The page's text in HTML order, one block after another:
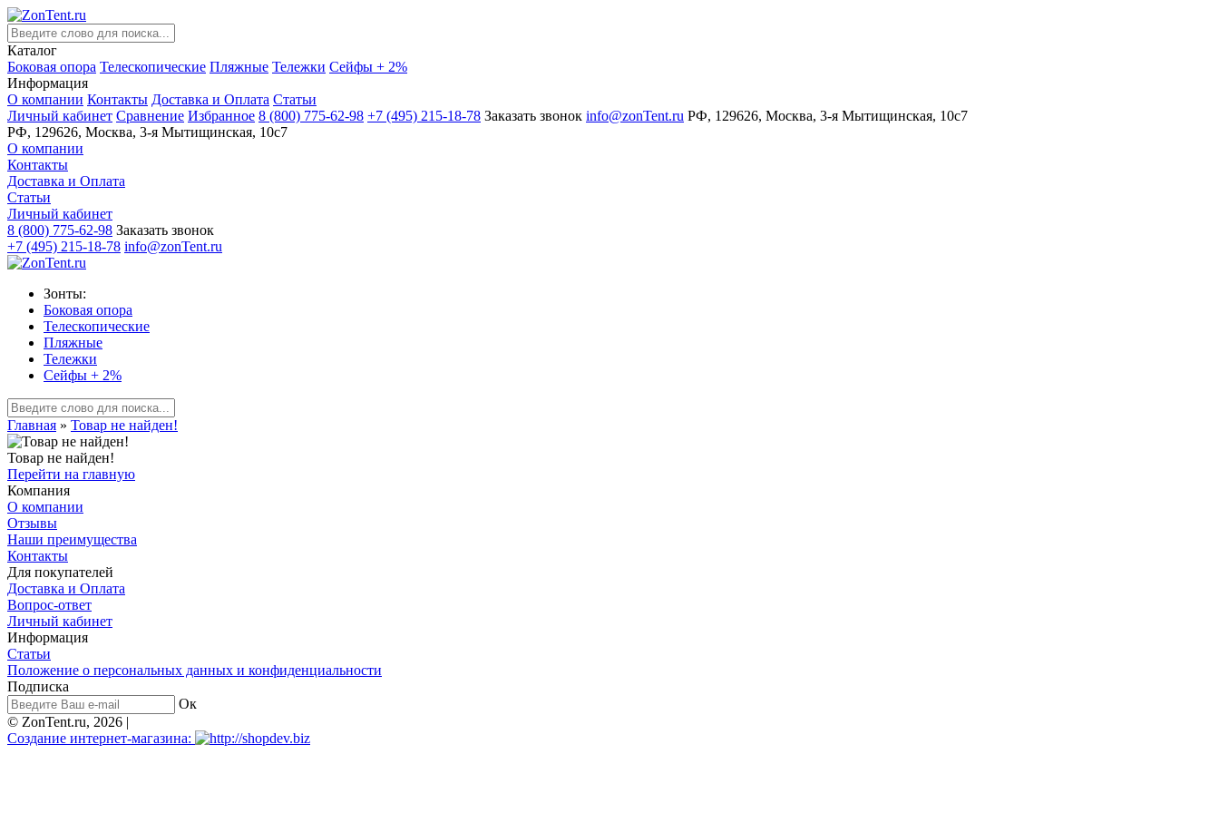
Каталог
Боковая опора Телескопические Пляжные Тележки Сейфы + 2%
Информация
О компании Контакты Доставка и Оплата Статьи
Личный кабинет Сравнение Избранное 8 (800) 775-62-98 +7 (495) 215-18-78 Заказать звонок info@zonTent.ru РФ, 129626, Москва, 3-я Мытищинская, 10с7
РФ, 129626, Москва, 3-я Мытищинская, 10с7
О компании
Контакты
Доставка и Оплата
Статьи
Личный кабинет
8 (800) 775-62-98 Заказать звонок
+7 (495) 215-18-78 info@zonTent.ru
Зонты:
Боковая опора
Телескопические
Пляжные
Тележки
Сейфы + 2%
Главная » Товар не найден!
Товар не найден!
Перейти на главную
Компания
О компании
Отзывы
Наши преимущества
Контакты
Для покупателей
Доставка и Оплата
Вопрос-ответ
Личный кабинет
Информация
Статьи
Положение о персональных данных и конфиденциальности
Подписка
Ок
© ZonTent.ru, 2026 |
Создание интернет-магазина: